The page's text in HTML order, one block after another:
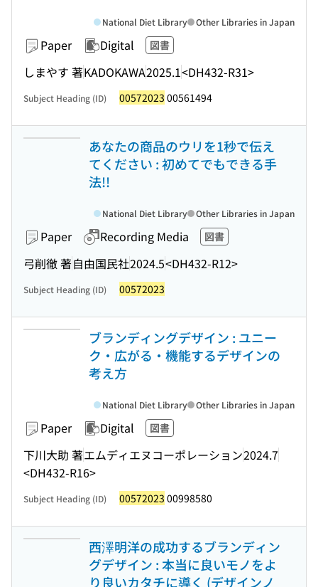
Paper Digital 図書
しまやす 著KADOKAWA2025.1<DH432-R31>
National Diet Library Other Libraries in Japan
Subject Heading (ID) 00572023 00561494
あなたの商品のウリを1秒で伝え
てください : 初めてでもできる手
法!!
Paper Recording Media 図書
弓削徹 著自由国民社2024.5<DH432-R12>
National Diet Library Other Libraries in Japan
Subject Heading (ID) 00572023
ブランディングデザイン : ユニー
ク・広がる・機能するデザインの
考え方
Paper Digital 図書
下川大助 著エムディエヌコーポレーション2024.7
<DH432-R16>
National Diet Library Other Libraries in Japan
Subject Heading (ID) 00572023 00998580
西澤明洋の成功するブランディン
グデザイン : 本当に良いモノをよ
り良いカタチに導く (デザインノ